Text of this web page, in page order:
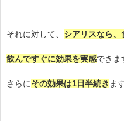
それに対して、 シアリスなら
飲んですぐに効果を実感できま
さらにその効果は1日半続き ま